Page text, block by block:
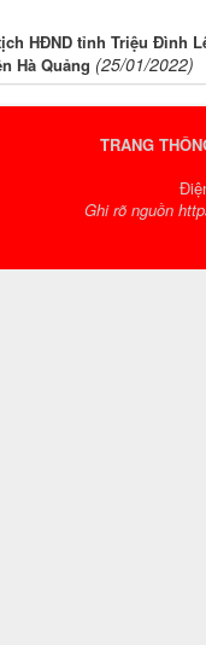
HĐND tỉnh Triệu Đình
Hà Quảng (25/01/2022)
TRANG
Ghi rõ nguồn